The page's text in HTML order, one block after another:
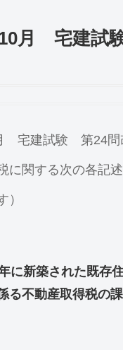
月 宅建試
宅建試験 第24問
に関する次の各記
）
に新築された既存
る不動産取得税の